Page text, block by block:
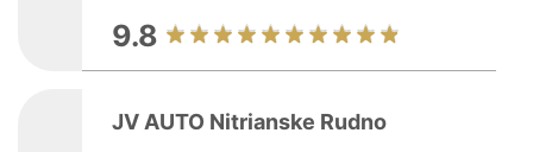
9.8
JV AUTO Nitrianske Rudno